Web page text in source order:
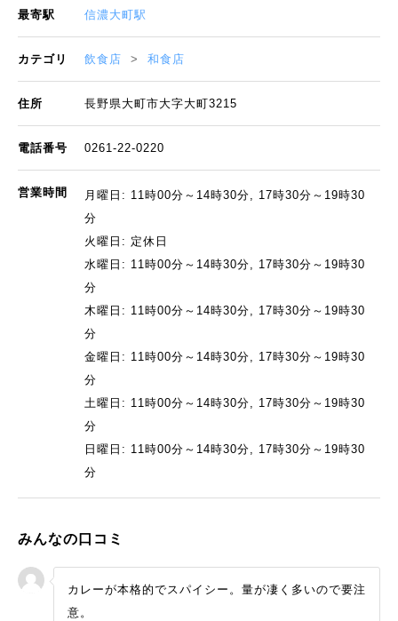
最寄駅 信濃大町駅
カテゴリ 飲食店 和食店
住所 長野県大町市大字大町3215
電話番号 0261-22-0220
営業時間
月曜日: 11時00分～14時30分, 17時30分～19時30
分
火曜日: 定休日
水曜日: 11時00分～14時30分, 17時30分～19時30
分
木曜日: 11時00分～14時30分, 17時30分～19時30
分
金曜日: 11時00分～14時30分, 17時30分～19時30
分
土曜日: 11時00分～14時30分, 17時30分～19時30
分
日曜日: 11時00分～14時30分, 17時30分～19時30
分
みんなの口コミ
カレーが本格的でスパイシー。量が凄く多いので要注
意。